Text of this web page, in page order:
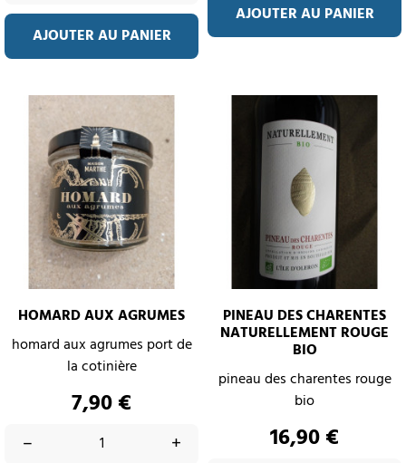
AJOUTER AU PANIER
AJOUTER AU PANIER
HOMARD AUX AGRUMES
homard aux agrumes port de
la cotinière
Prix
7,90 €
– +
PINEAU DES CHARENTES
NATURELLEMENT ROUGE
BIO
pineau des charentes rouge
bio
Prix
16,90 €